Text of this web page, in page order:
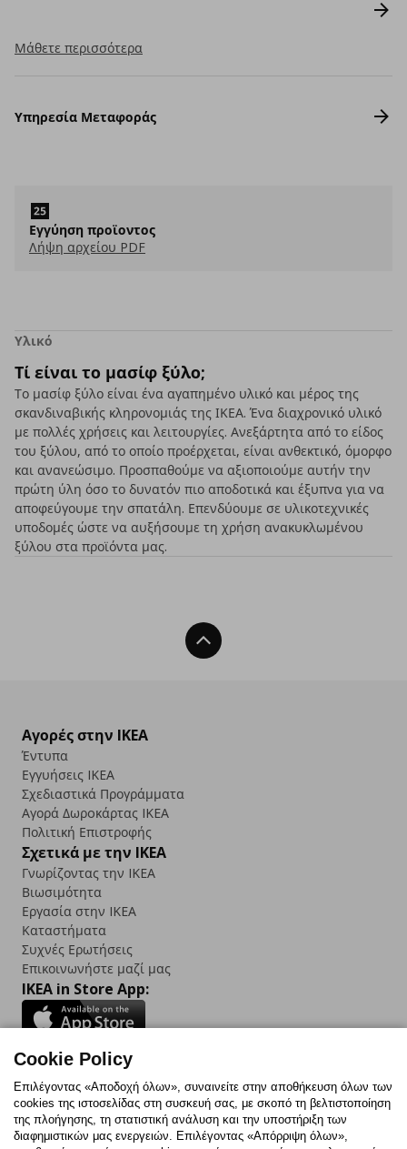
Μάθετε περισσότερα
Υπηρεσία Μεταφοράς
Εγγύηση προϊοντος
Λήψη αρχείου PDF
Υλικό
Τί είναι το μασίφ ξύλο;
Το μασίφ ξύλο είναι ένα αγαπημένο υλικό και μέρος της
σκανδιναβικής κληρονομιάς της ΙΚΕΑ. Ένα διαχρονικό υλικό
με πολλές χρήσεις και λειτουργίες. Ανεξάρτητα από το είδος
του ξύλου, από το οποίο προέρχεται, είναι ανθεκτικό, όμορφο
και ανανεώσιμο. Προσπαθούμε να αξιοποιούμε αυτήν την
πρώτη ύλη όσο το δυνατόν πιο αποδοτικά και έξυπνα για να
αποφεύγουμε την σπατάλη. Επενδύουμε σε υλικοτεχνικές
υποδομές ώστε να αυξήσουμε τη χρήση ανακυκλωμένου
ξύλου στα προϊόντα μας.
Back To Top
Αγορές στην IKEA
Έντυπα
Εγγυήσεις IKEA
Σχεδιαστικά Προγράμματα
Αγορά Δωρoκάρτας IKEA
Πολιτική Επιστροφής
Σχετικά με την IKEA
Γνωρίζοντας την IKEA
Βιωσιμότητα
Εργασία στην IKEA
Καταστήματα
Συχνές Ερωτήσεις
Επικοινωνήστε μαζί μας
IKEA in Store App:
Follow us:
FacebookInstagram
TikTokYoutubePinterestTwitter
Cookie Policy
Επιλέγοντας «Αποδοχή όλων», συναινείτε στην αποθήκευση όλων των
cookies της ιστοσελίδας στη συσκευή σας, με σκοπό τη βελτιστοποίηση
της πλοήγησης, τη στατιστική ανάλυση και την υποστήριξη των
διαφημιστικών μας ενεργειών. Επιλέγοντας «Απόρριψη όλων»,